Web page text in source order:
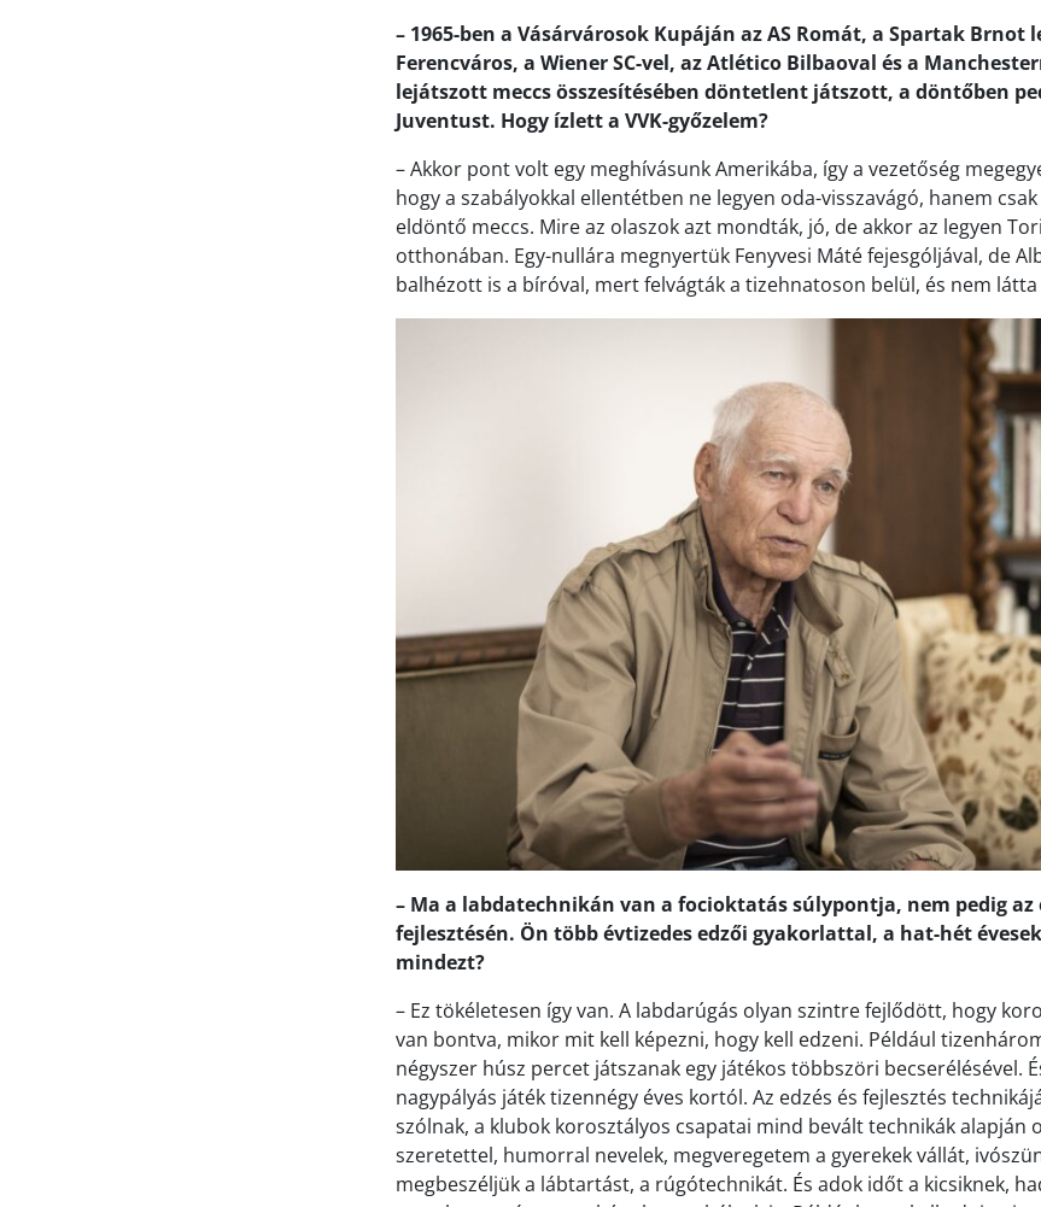
– 1965-ben a Vásárvárosok Kupáján az AS Romát, a Spartak Brnot
Ferencváros, a Wiener SC-vel, az Atlético Bilbaoval és a
lejátszott meccs összesítésében döntetlent játszott, a döntőben
Juventust. Hogy ízlett a VVK-győzelem?
– Akkor pont volt egy meghívásunk Amerikába, így a vezetőség
hogy a szabályokkal ellentétben ne legyen oda-visszavágó, hanem
eldöntő meccs. Mire az olaszok azt mondták, jó, de akkor az legyen
otthonában. Egy-nullára megnyertük Fenyvesi Máté fejesgóljával, de
balhézott is a bíróval, mert felvágták a tizehnatoson belül, és nem látta
– Ma a labdatechnikán van a focioktatás súlypontja, nem pedig
fejlesztésén. Ön több évtizedes edzői gyakorlattal, a hat-hét
mindezt?
– Ez tökéletesen így van. A labdarúgás olyan szintre fejlődött, hogy
van bontva, mikor mit kell képezni, hogy kell edzeni. Például
négyszer húsz percet játszanak egy játékos többszöri becserélésével.
nagypályás játék tizennégy éves kortól. Az edzés és fejlesztés
szólnak, a klubok korosztályos csapatai mind bevált technikák alapján
szeretettel, humorral nevelek, megveregetem a gyerekek vállát,
megbeszéljük a lábtartást, a rúgótechnikát. És adok időt a kicsiknek,